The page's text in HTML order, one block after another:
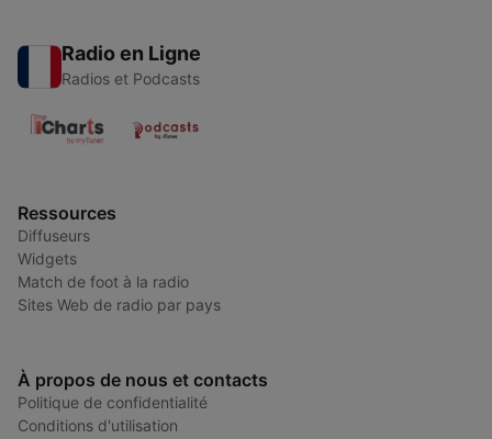
Radio en Ligne
Radios et Podcasts
Ressources
Diffuseurs
Widgets
Match de foot à la radio
Sites Web de radio par pays
À propos de nous et contacts
Politique de confidentialité
Conditions d'utilisation